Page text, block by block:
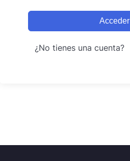
Acceder
¿No tienes una cuenta?